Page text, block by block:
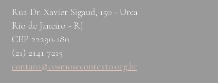
Rua Dr. Xavier Sigaud, 150 - Urca
Rio de Janeiro - RJ
CEP 22290-180
(21) 2141 7215
contato@cosmosecontexto.org.br